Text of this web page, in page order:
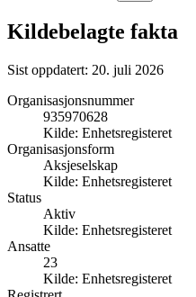
Kildebelagte fakta
Sist oppdatert: 20. juli 2026
Organisasjonsnummer
935970628
Kilde: Enhetsregisteret
Organisasjonsform
Aksjeselskap
Kilde: Enhetsregisteret
Status
Aktiv
Kilde: Enhetsregisteret
Ansatte
23
Kilde: Enhetsregisteret